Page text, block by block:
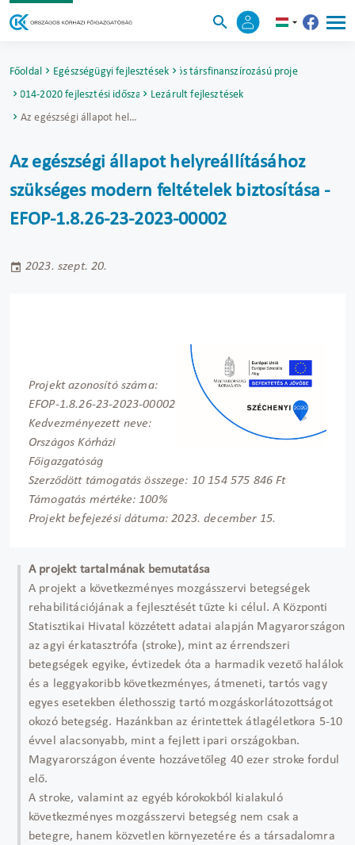
Főoldal Egészségügyi fejlesztésekUniós társfinanszírozású projektek
2014-2020 fejlesztési időszak Lezárult fejlesztések
Az egészségi állapot helyreállításához szükséges modern feltételek biztosítása - EFOP-1.8.26-23-2023-00002
Az egészségi állapot helyreállításához
szükséges modern feltételek biztosítása -
EFOP-1.8.26-23-2023-00002
2023. szept. 20.
Projekt azonosító száma:
EFOP-1.8.26-23-2023-00002
Kedvezményezett neve:
Országos Kórházi
Főigazgatóság
Szerződött támogatás összege: 10 154 575 846 Ft
Támogatás mértéke: 100%
Projekt befejezési dátuma: 2023. december 15.
A projekt tartalmának bemutatása
A projekt a következményes mozgásszervi betegségek
rehabilitációjának a fejlesztését tűzte ki célul. A Központi
Statisztikai Hivatal közzétett adatai alapján Magyarországon
az agyi érkatasztrófa (stroke), mint az érrendszeri
betegségek egyike, évtizedek óta a harmadik vezető halálok
és a leggyakoribb következményes, átmeneti, tartós vagy
egyes esetekben élethosszig tartó mozgáskorlátozottságot
okozó betegség. Hazánkban az érintettek átlagéletkora 5-10
évvel alacsonyabb, mint a fejlett ipari országokban.
Magyarországon évente hozzávetőleg 40 ezer stroke fordul
elő.
A stroke, valamint az egyéb kórokokból kialakuló
következményes mozgásszervi betegség nem csak a
betegre, hanem közvetlen környezetére és a társadalomra